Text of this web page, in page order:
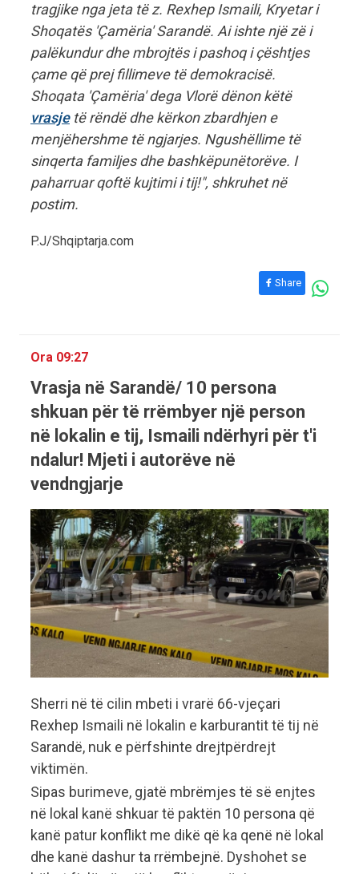
tragjike nga jeta të z. Rexhep Ismaili, Kryetar i
Shoqatës 'Çamëria' Sarandë. Ai ishte një zë i
palëkundur dhe mbrojtës i pashoq i çështjes
çame që prej fillimeve të demokracisë.
Shoqata 'Çamëria' dega Vlorë dënon këtë
vrasjetë rëndë dhe kërkon zbardhjen e
menjëhershme të ngjarjes. Ngushëllime të
sinqerta familjes dhe bashkëpunëtorëve. I
paharruar qoftë kujtimi i tij!", shkruhet në
postim.
P.J/Shqiptarja.com
Share
Ora 09:27
Vrasja në Sarandë/ 10 persona
shkuan për të rrëmbyer një person
në lokalin e tij, Ismaili ndërhyri për t'i
ndalur! Mjeti i autorëve në
vendngjarje
Sherri në të cilin mbeti i vrarë 66-vjeçari
Rexhep Ismaili në lokalin e karburantit të tij në
Sarandë, nuk e përfshinte drejtpërdrejt
viktimën.
Sipas burimeve, gjatë mbrëmjes të së enjtes
në lokal kanë shkuar të paktën 10 persona që
kanë patur konflikt me dikë që ka qenë në lokal
dhe kanë dashur ta rrëmbejnë. Dyshohet se